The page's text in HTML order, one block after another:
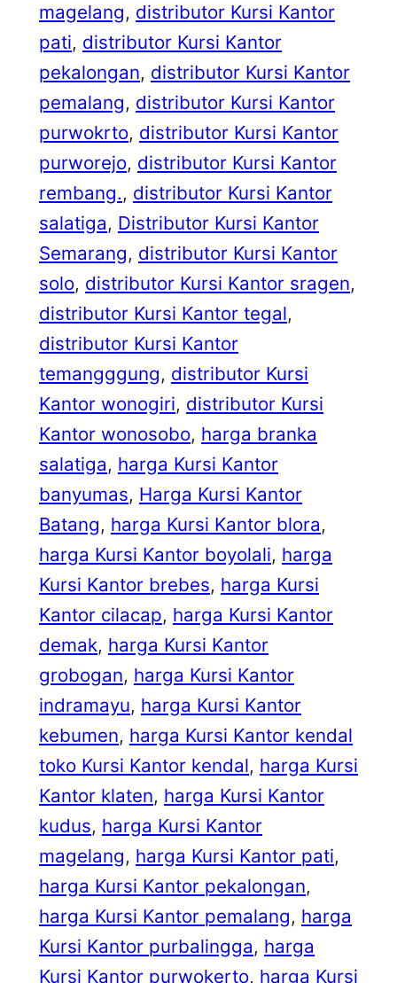
magelang, distributor Kursi Kantor
pati, distributor Kursi Kantor
pekalongan, distributor Kursi Kantor
pemalang, distributor Kursi Kantor
purwokrto, distributor Kursi Kantor
purworejo, distributor Kursi Kantor
rembang., distributor Kursi Kantor
salatiga, Distributor Kursi Kantor
Semarang, distributor Kursi Kantor
solo, distributor Kursi Kantor sragen
distributor Kursi Kantor tegal
distributor Kursi Kantor
temangggung, distributor Kursi
Kantor wonogiri, distributor Kursi
Kantor wonosobo, harga branka
salatiga, harga Kursi Kantor
banyumas, Harga Kursi Kantor
Batang, harga Kursi Kantor blora
harga Kursi Kantor boyolali, harga
Kursi Kantor brebes, harga Kursi
Kantor cilacap, harga Kursi Kantor
demak, harga Kursi Kantor
grobogan, harga Kursi Kantor
indramayu, harga Kursi Kantor
kebumen, harga Kursi Kantor kendal
toko Kursi Kantor kendal, harga Kursi
Kantor klaten, harga Kursi Kantor
kudus, harga Kursi Kantor
magelang, harga Kursi Kantor pati
harga Kursi Kantor pekalongan
harga Kursi Kantor pemalang, harga
Kursi Kantor purbalingga, harga
Kursi Kantor purwokerto, harga Kursi